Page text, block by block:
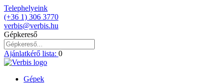
Telephelyeink
(+36 1) 306 3770
verbis@verbis.hu
Gépkereső
Ajánlatkérő lista: 0
Gépek